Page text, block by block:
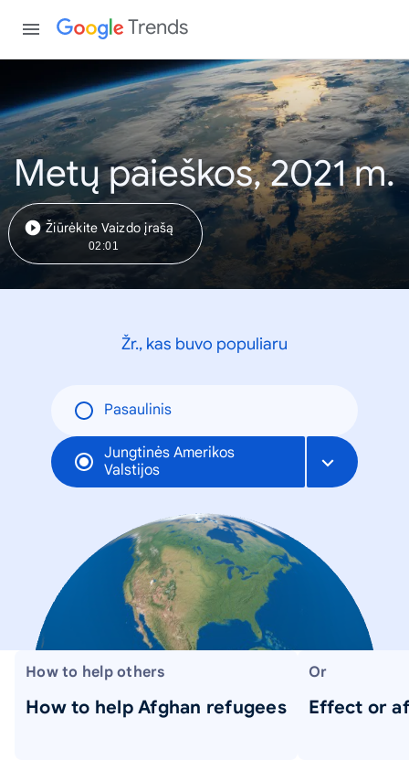
Trends
Metų paieškos, 2021 m.
Žiūrėkite Vaizdo įrašą
02:01
Žr., kas buvo populiaru
Pasaulinis
Jungtinės Amerikos
Valstijos
How to help others
How to help Afghan refugees
Or
Effect or